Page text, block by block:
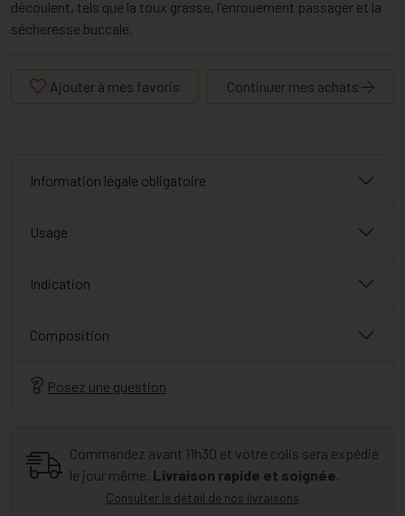
découlent, tels que la toux grasse, l'enrouement passager et la
sécheresse buccale.
Ajouter à mes favoris Continuer mes achats
Information légale obligatoire
Usage
Indication
Composition
Posez une question
Commandez avant 11h30 et votre colis sera expédié
le jour même. Livraison rapide et soignée.
Consulter le détail de nos livraisons